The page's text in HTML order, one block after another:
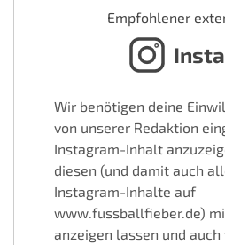
Empfohlener
Wir benötigen deine
von unserer Redaktion
Instagram-Inhalt
diesen (und damit auch
Instagram-Inhalte auf
www.fussballfieber.de)
anzeigen lassen und